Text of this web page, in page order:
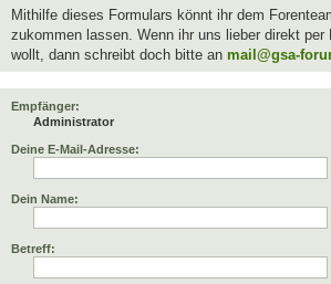
Mithilfe dieses Formulars könnt ihr dem
zukommen lassen. Wenn ihr uns lieber direkt per
wollt, dann schreibt doch bitte an mail@gsa-
Empfänger:
Administrator
Deine E-Mail-Adresse:
Dein Name:
Betreff: